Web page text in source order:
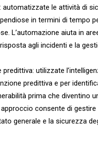
automatizzate le attività di
in termini di tempo
L’automazione aiuta in
agli incidenti e la
predittiva: utilizzate
predittiva e per
prima che diventino
consente di gestire
generale e la sicurezza